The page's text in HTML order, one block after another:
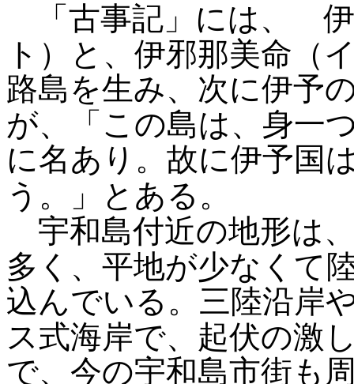
「古事記」には、
ト）と、伊邪那美命（
路島を生み、次に伊予
が、「この島は、身一
に名あり。故に伊予国
う。」とある。
宇和島付近の地形は
多く、平地が少なくて
込んでいる。三陸沿岸
ス式海岸で、起伏の激
で、今の宇和島市街も